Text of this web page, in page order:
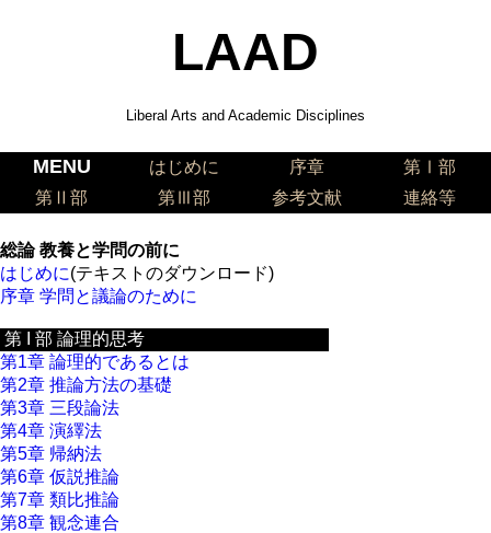
LAAD
Liberal Arts and Academic Disciplines
MENU はじめに 序章
第Ⅰ部
第Ⅱ部
第Ⅲ部 参考文献 連絡等
総論 教養と学問の前に
はじめに(テキストのダウンロード)
序章 学問と議論のために
第 I 部 論理的思考
第1章 論理的であるとは
第2章 推論方法の基礎
第3章 三段論法
第4章 演繹法
第5章 帰納法
第6章 仮説推論
第7章 類比推論
第8章 観念連合